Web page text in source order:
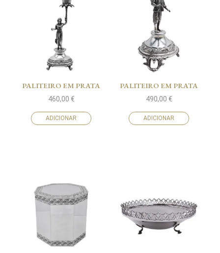
PALITEIRO EM PRATA
460,00 €
ADICIONAR
PALITEIRO EM PRATA
490,00 €
ADICIONAR